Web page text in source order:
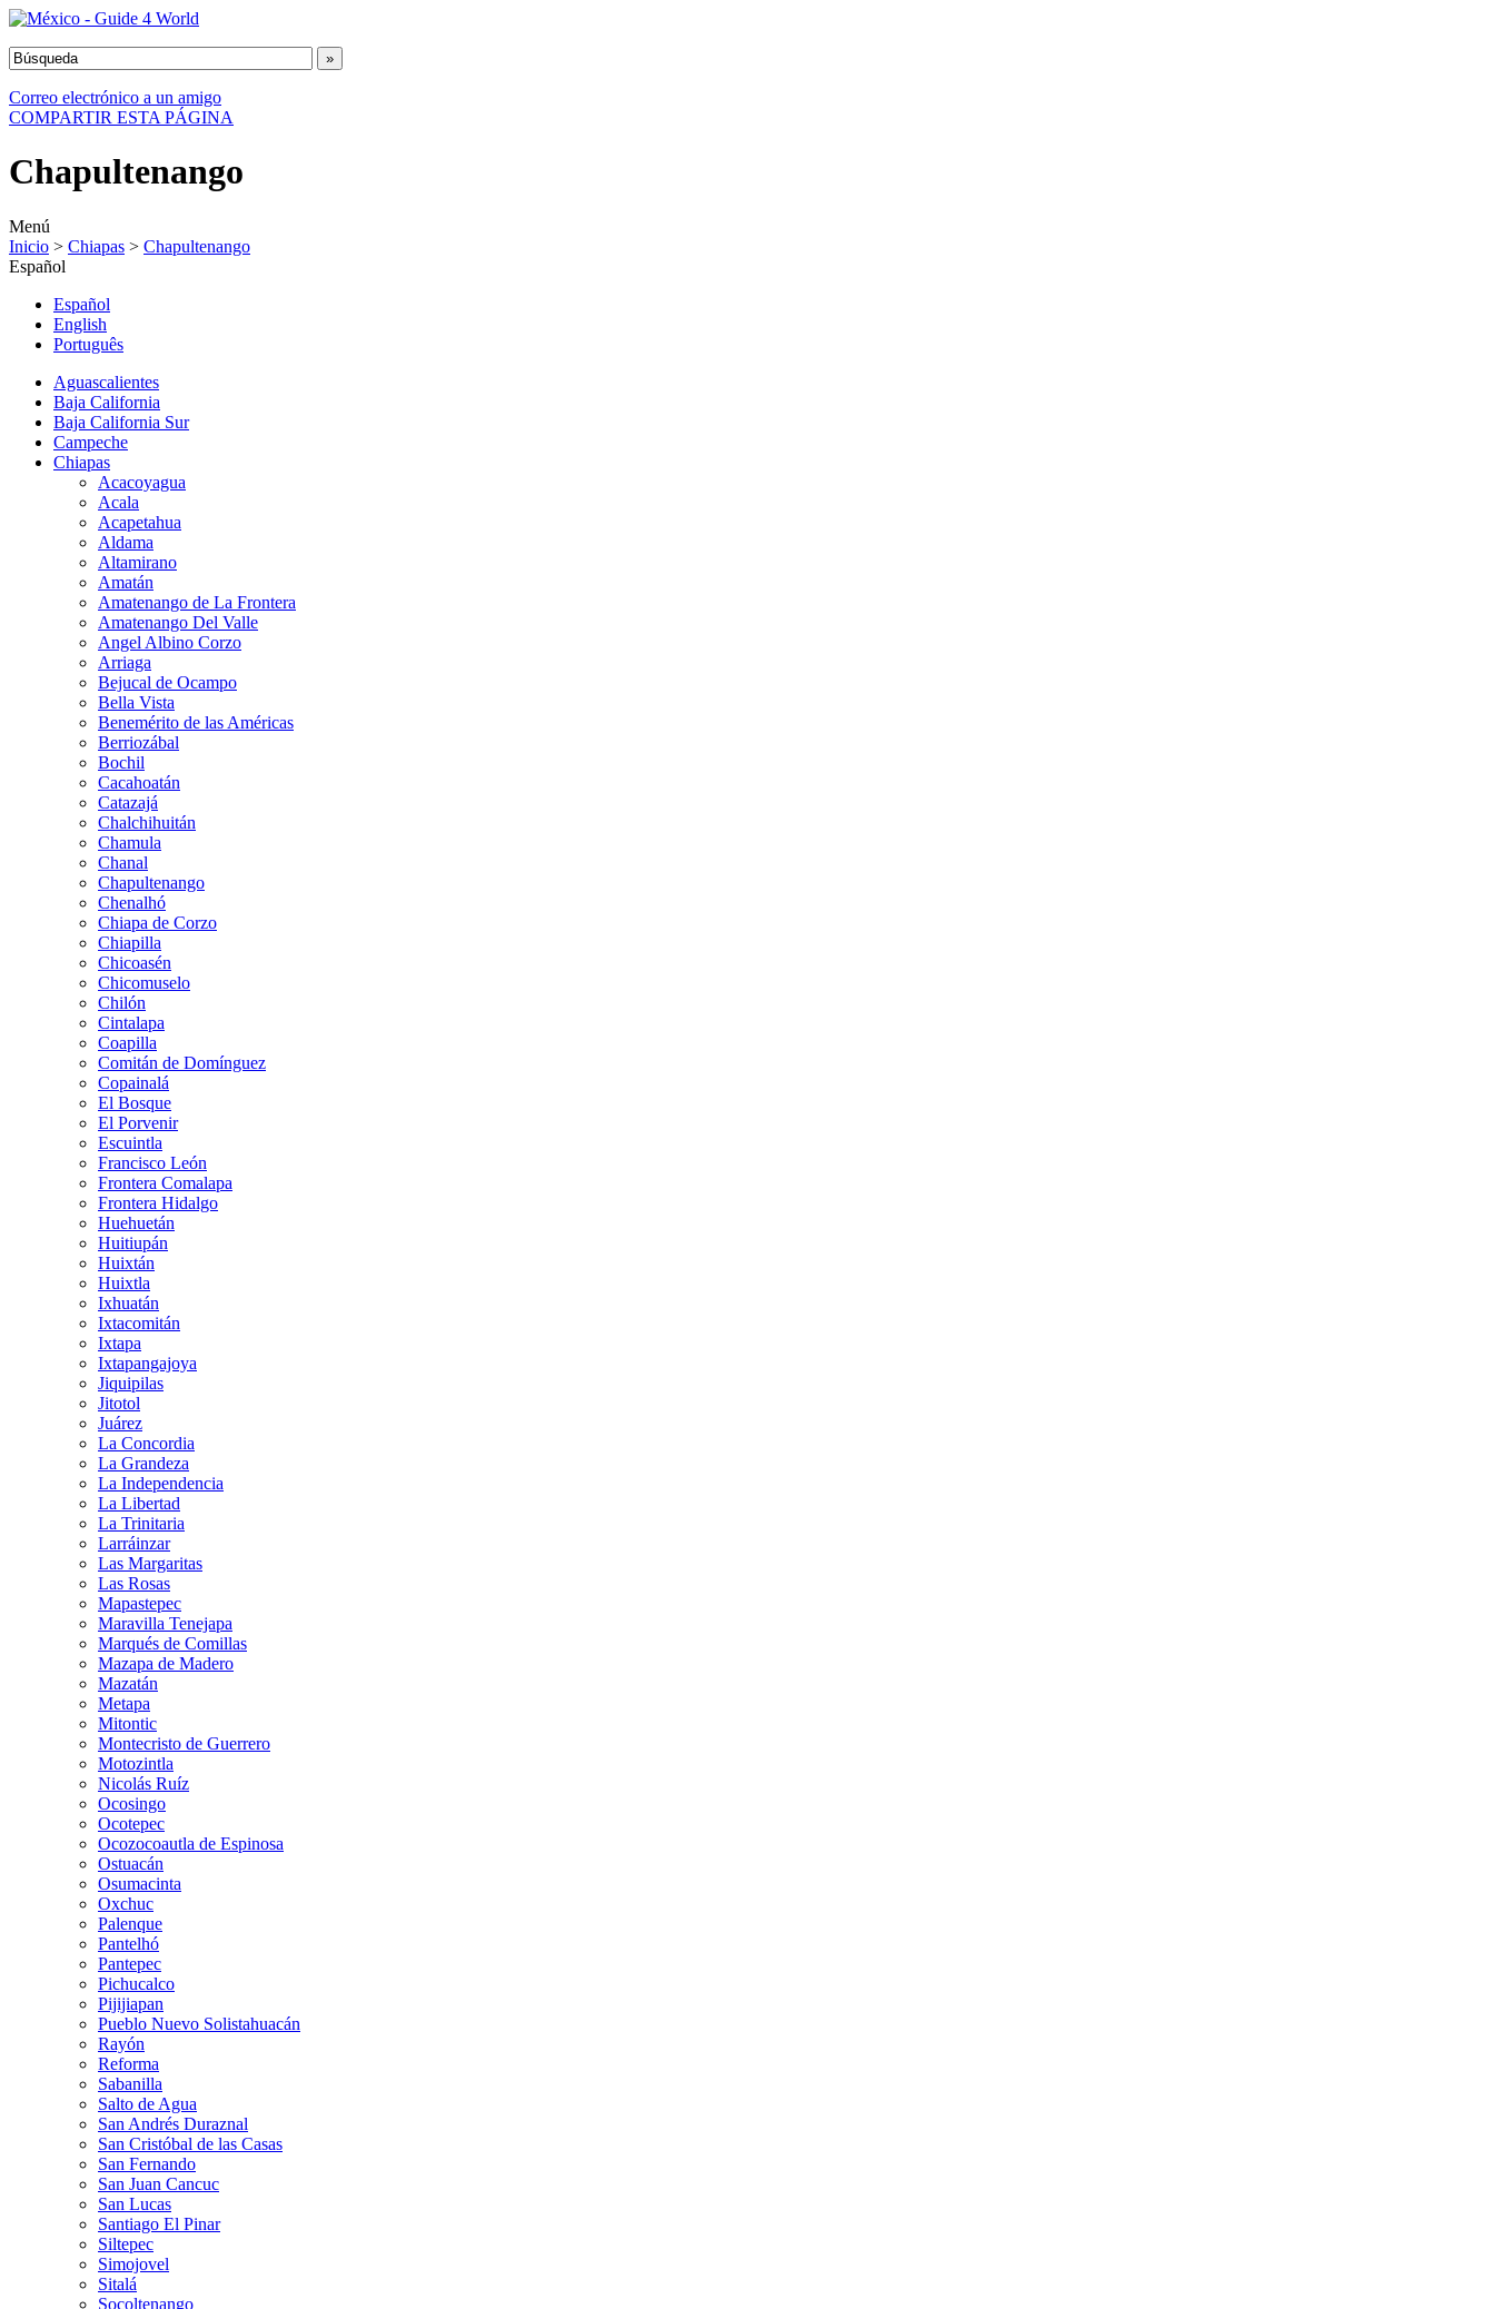
Correo electrónico a un amigo
COMPARTIR ESTA PÁGINA
Chapultenango
Menú
Inicio > Chiapas > Chapultenango
Español
Español
English
Português
Aguascalientes
Baja California
Baja California Sur
Campeche
Chiapas
Acacoyagua
Acala
Acapetahua
Aldama
Altamirano
Amatán
Amatenango de La Frontera
Amatenango Del Valle
Angel Albino Corzo
Arriaga
Bejucal de Ocampo
Bella Vista
Benemérito de las Américas
Berriozábal
Bochil
Cacahoatán
Catazajá
Chalchihuitán
Chamula
Chanal
Chapultenango
Chenalhó
Chiapa de Corzo
Chiapilla
Chicoasén
Chicomuselo
Chilón
Cintalapa
Coapilla
Comitán de Domínguez
Copainalá
El Bosque
El Porvenir
Escuintla
Francisco León
Frontera Comalapa
Frontera Hidalgo
Huehuetán
Huitiupán
Huixtán
Huixtla
Ixhuatán
Ixtacomitán
Ixtapa
Ixtapangajoya
Jiquipilas
Jitotol
Juárez
La Concordia
La Grandeza
La Independencia
La Libertad
La Trinitaria
Larráinzar
Las Margaritas
Las Rosas
Mapastepec
Maravilla Tenejapa
Marqués de Comillas
Mazapa de Madero
Mazatán
Metapa
Mitontic
Montecristo de Guerrero
Motozintla
Nicolás Ruíz
Ocosingo
Ocotepec
Ocozocoautla de Espinosa
Ostuacán
Osumacinta
Oxchuc
Palenque
Pantelhó
Pantepec
Pichucalco
Pijijiapan
Pueblo Nuevo Solistahuacán
Rayón
Reforma
Sabanilla
Salto de Agua
San Andrés Duraznal
San Cristóbal de las Casas
San Fernando
San Juan Cancuc
San Lucas
Santiago El Pinar
Siltepec
Simojovel
Sitalá
Socoltenango